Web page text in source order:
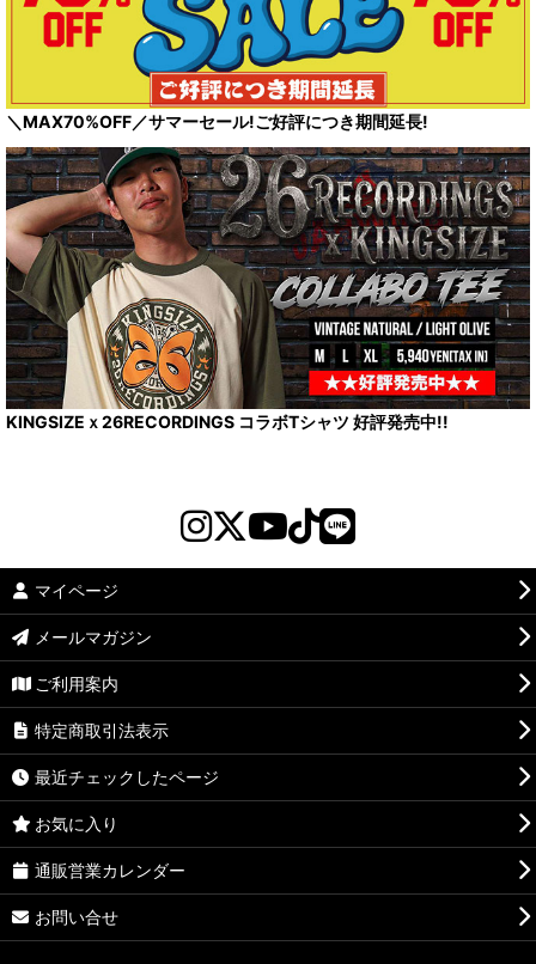
＼MAX70%OFF／サマーセール!ご好評につき期間延長!
KINGSIZEｘ26RECORDINGS コラボTシャツ 好評発売中!!
マイページ
メールマガジン
ご利用案内
特定商取引法表示
最近チェックしたページ
お気に入り
通販営業カレンダー
お問い合せ